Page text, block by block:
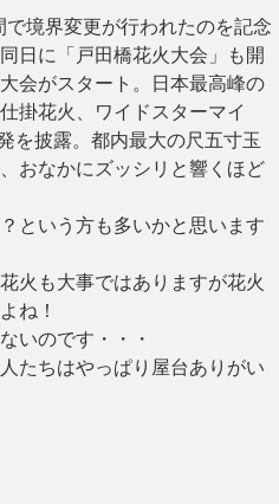
境界変更が行われたのを記念
日に「戸田橋花火大会」も開
会がスタート。日本最高峰の
掛花火、ワイドスターマイ
を披露。都内最大の尺五寸玉
おなかにズッシリと響くほど
という方も多いかと思います
火も大事ではありますが花火
ね！
いのです・・・
たちはやっぱり屋台ありがい